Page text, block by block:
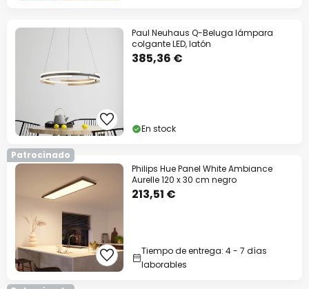
Paul Neuhaus Q-Beluga lámpara
colgante LED, latón
385,36 €
En stock
Patrocinado
Philips Hue Panel White Ambiance
Aurelle 120 x 30 cm negro
213,51 €
Tiempo de entrega: 4 - 7 días
laborables